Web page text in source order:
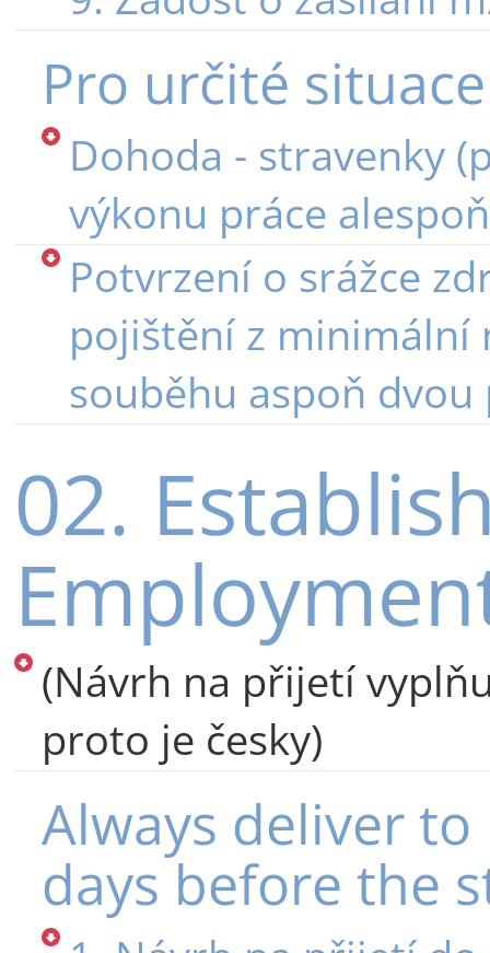
Pro určité situace
Dohoda - stravenky
výkonu práce
Potvrzení o srážce
pojištění z minimální
souběhu aspoň
02.
(Návrh na přijetí
proto je česky)
Always deliver
days before the